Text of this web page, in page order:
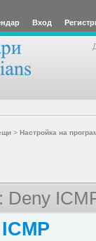
Вход
> Настройка на
Deny